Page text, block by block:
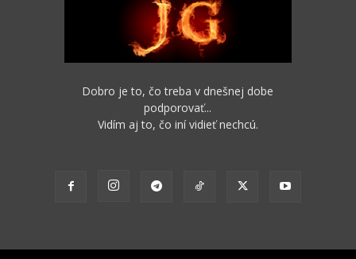
Dobro je to, čo treba v dnešnej dobe
podporovať...
Vidím aj to, čo iní vidieť nechcú.